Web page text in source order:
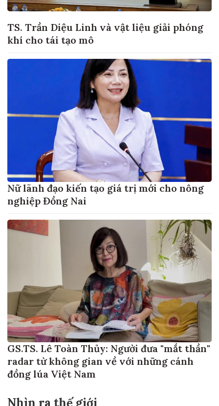
TS. Trần Diệu Linh và vật liệu giải phóng
khí cho tái tạo mô
Nữ lãnh đạo kiến tạo giá trị mới cho nông
nghiệp Đồng Nai
GS.TS. Lê Toàn Thủy: Người đưa "mắt thần"
radar từ không gian về với những cánh
đồng lúa Việt Nam